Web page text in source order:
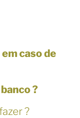
caso de
?
?